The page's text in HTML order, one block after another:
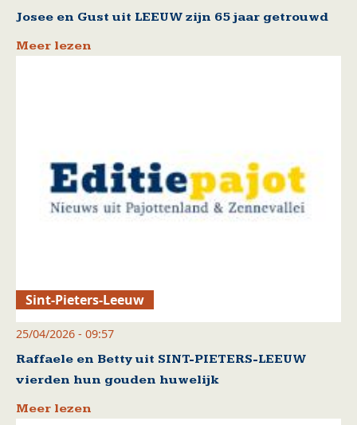
Josee en Gust uit LEEUW zijn 65 jaar getrouwd
Meer lezen
Sint-Pieters-Leeuw
25/04/2026 - 09:57
Raffaele en Betty uit SINT-PIETERS-LEEUW
vierden hun gouden huwelijk
Meer lezen